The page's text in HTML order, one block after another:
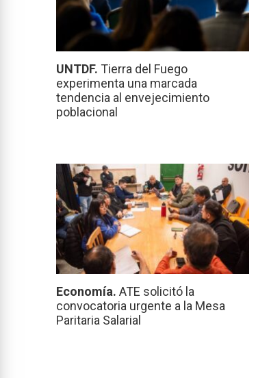
UNTDF. Tierra del Fuego
experimenta una marcada
tendencia al envejecimiento
poblacional
Economía. ATE solicitó la
convocatoria urgente a la Mesa
Paritaria Salarial